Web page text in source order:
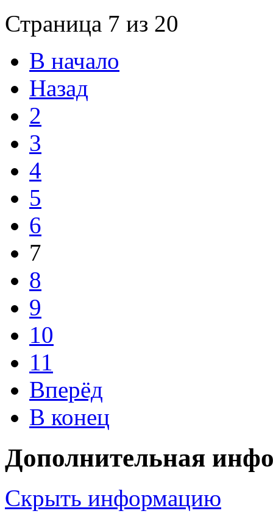
Страница 7 из 20
В начало
Назад
2
3
4
5
6
7
8
9
10
11
Вперёд
В конец
Дополнительная
Скрыть информацию